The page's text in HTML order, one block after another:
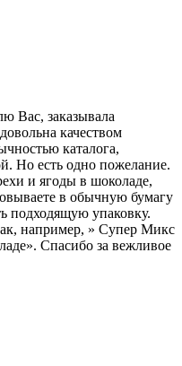
Вас, заказывала
качеством
каталога,
Но есть одно пожелание.
и ягоды в шоколаде,
в обычную бумагу
подходящую упаковку.
например, » Супер Микс
Спасибо за вежливое